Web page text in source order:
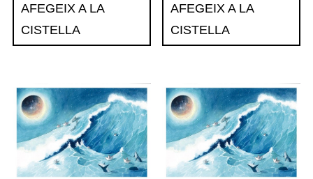
AFEGEIX A LA
CISTELLA
AFEGEIX A LA
CISTELLA